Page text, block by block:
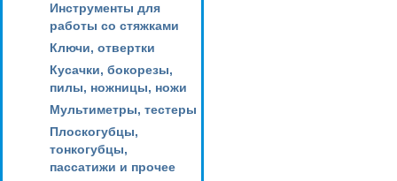
Инструменты для
работы со стяжками
Ключи, отвертки
Кусачки, бокорезы,
пилы, ножницы, ножи
Мультиметры, тестеры
Плоскогубцы,
тонкогубцы,
пассатижи и прочее